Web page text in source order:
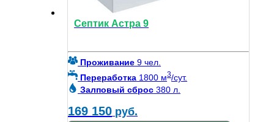
Септик Астра 9
Проживание 9 чел.
Переработка 1800 м3/сут.
Залповый сброс 380 л.
169 150 руб.